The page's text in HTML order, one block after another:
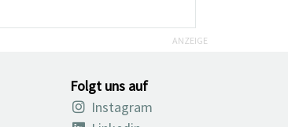
ANZEIGE
Folgt uns auf
Instagram